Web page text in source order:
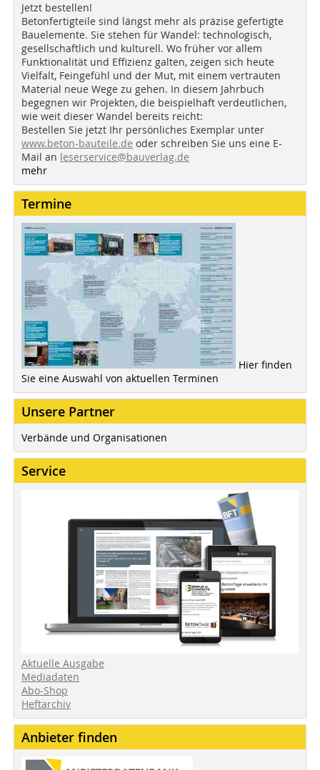
Jetzt bestellen!
Betonfertigteile sind längst mehr als präzise gefertigte
Bauelemente. Sie stehen für Wandel: technologisch,
gesellschaftlich und kulturell. Wo früher vor allem
Funktionalität und Effizienz galten, zeigen sich heute
Vielfalt, Feingefühl und der Mut, mit einem vertrauten
Material neue Wege zu gehen. In diesem Jahrbuch
begegnen wir Projekten, die beispielhaft verdeutlichen,
wie weit dieser Wandel bereits reicht:
Bestellen Sie jetzt Ihr persönliches Exemplar unter
www.beton-bauteile.de oder schreiben Sie uns eine E-
Mail an leserservice@bauverlag.de
mehr
Termine
Hier finden
Sie eine Auswahl von aktuellen Terminen
Unsere Partner
Verbände und Organisationen
Service
Aktuelle Ausgabe
Mediadaten
Abo-Shop
Heftarchiv
Anbieter finden